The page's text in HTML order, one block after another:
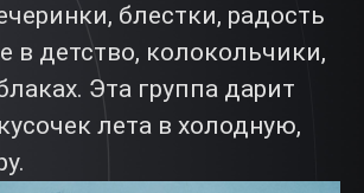
блестки, радость
в детство, колокольчики,
Эта группа дарит
лета в холодную,